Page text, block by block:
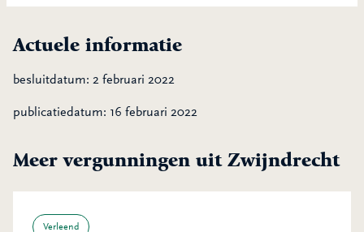
Actuele informatie
besluitdatum: 2 februari 2022
publicatiedatum: 16 februari 2022
Meer vergunningen uit Zwijndrecht
Verleend